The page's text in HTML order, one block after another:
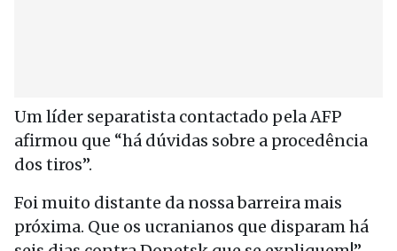
Um líder separatista contactado pela AFP
afirmou que “há dúvidas sobre a procedência
dos tiros”.
Foi muito distante da nossa barreira mais
próxima. Que os ucranianos que disparam há